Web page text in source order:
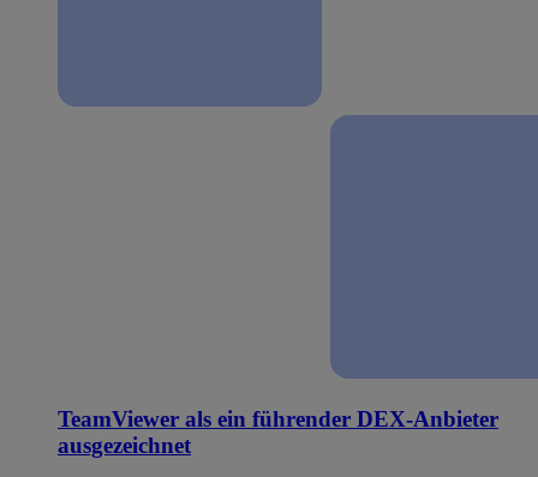
TeamViewer als ein führender DEX-Anbieter
ausgezeichnet